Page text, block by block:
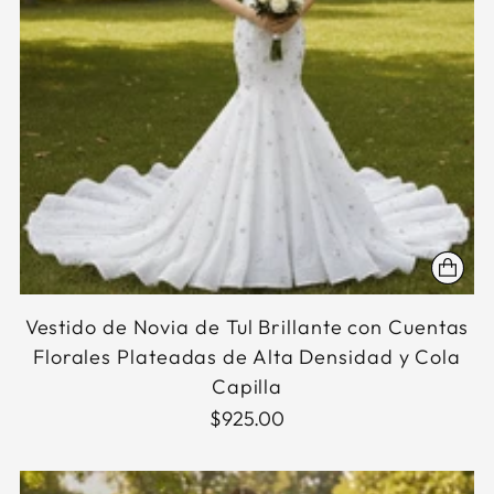
Vestido de Novia de Tul Brillante con Cuentas
Florales Plateadas de Alta Densidad y Cola
Capilla
$925.00